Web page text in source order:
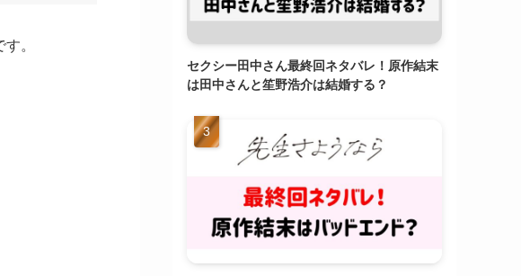
。
セクシー田中さん最終回ネタバレ！原作結末
は田中さんと笙野浩介は結婚する？